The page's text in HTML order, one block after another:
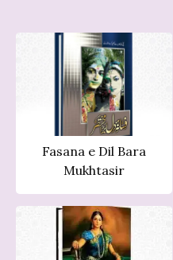
Fasana e Dil Bara
Mukhtasir